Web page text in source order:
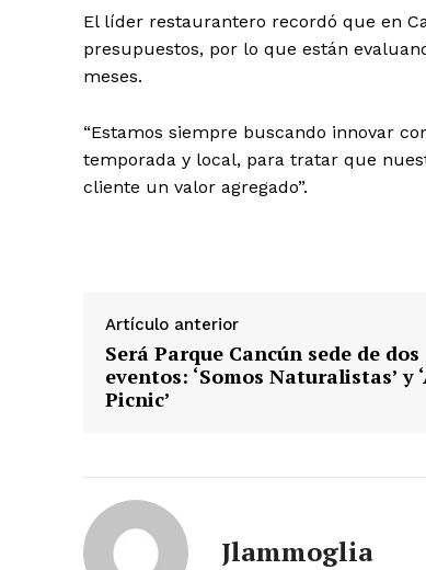
El líder restaurantero recordó que en
presupuestos, por lo que están
meses.
“Estamos siempre buscando innovar
temporada y local, para tratar que
cliente un valor agregado”.
Artículo anterior
Será Parque Cancún sede de dos
eventos: ‘Somos Naturalistas’ y
Picnic’
Jlammoglia